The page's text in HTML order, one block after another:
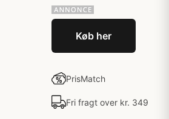
Køb her
PrisMatch
Fri fragt over kr. 349